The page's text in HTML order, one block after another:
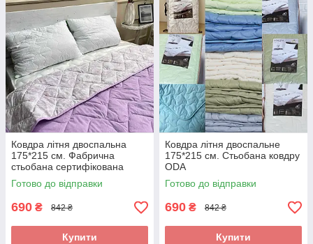
Ковдра літня двоспальна
175*215 см. Фабрична
стьобана сертифікована
ковдра ODA
Готово до відправки
690 ₴ 842 ₴
Купити
Ковдра літня двоспальне
175*215 см. Стьобана ковдру
ODA
Готово до відправки
690 ₴ 842 ₴
Купити